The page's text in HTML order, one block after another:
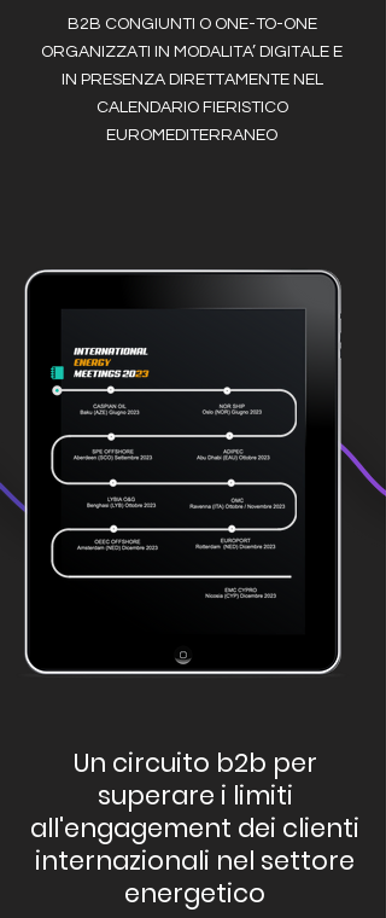
B2B CONGIUNTI O ONE-TO-ONE
ORGANIZZATI IN MODALITA’ DIGITALE E
IN PRESENZA DIRETTAMENTE NEL
CALENDARIO FIERISTICO
EUROMEDITERRANEO
Un circuito b2b per
superare i limiti
all'engagement dei clienti
internazionali nel settore
energetico